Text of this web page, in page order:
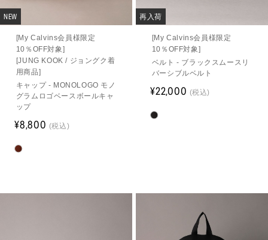
NEW
[My Calvins会員様限定
10％OFF対象]
[JUNG KOOK / ジョングク着
用商品]
キャップ - MONOLOGO モノ
グラムロゴベースボールキャ
ップ
¥8,800 (税込)
再入荷
[My Calvins会員様限定
10％OFF対象]
ベルト - ブラックスムースリ
バーシブルベルト
¥22,000 (税込)